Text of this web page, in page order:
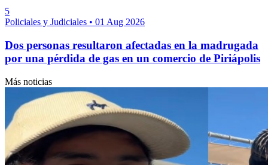
5
Policiales y Judiciales • 01 Aug 2026
Dos personas resultaron afectadas en la madrugada
por una pérdida de gas en un comercio de Piriápolis
Más noticias